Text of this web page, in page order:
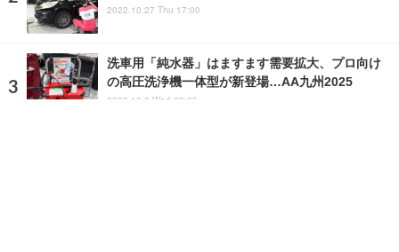
2022.10.27 Thu 17:00
洗車用「純水器」はますます需要拡大、プロ向け
の高圧洗浄機一体型が新登場…AA九州2025
2025.10.8 Wed 22:05